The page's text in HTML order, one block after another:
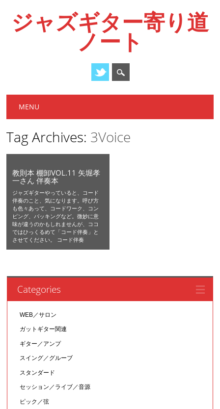
ジャズギター寄り道
ノート
Main menu
MENU
Tag Archives: 3Voice
教則本 棚卸VOL.11 矢堀孝
一さん 伴奏本
ジャズギターやっていると、コード
伴奏のこと、気になります。呼び方
も色々あって、コードワーク、コン
ピング、バッキングなど。微妙に意
味が違うのかもしれませんが、ココ
ではひっくるめて「コード伴奏」と
させてください。 コード伴奏
Categories
WEB／サロン
ガットギター関連
ギター／アンプ
スイング／グルーブ
スタンダード
セッション／ライブ／音源
ピック／弦